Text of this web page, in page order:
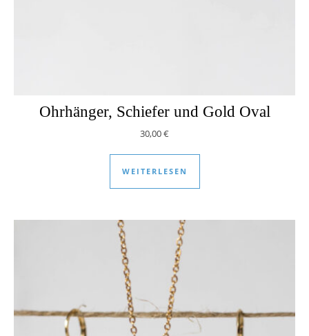
Ohrhänger, Schiefer und Gold Oval
30,00€
WEITERLESEN